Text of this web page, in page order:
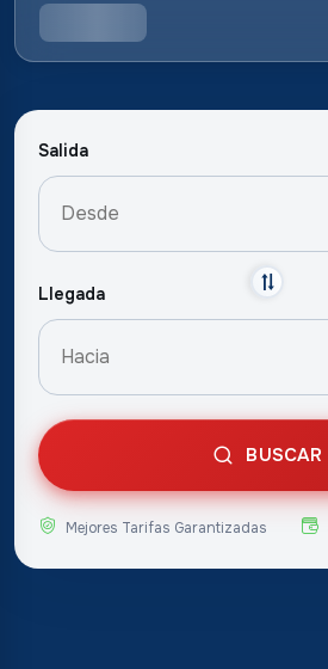
Salida
Llegada
BUSCAR
Mejores Tarifas Garantizadas